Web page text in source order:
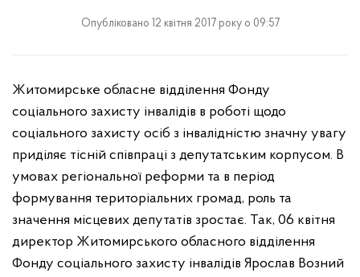
Опубліковано 12 квітня 2017 року о 09:57
Житомирське обласне відділення Фонду
соціального захисту інвалідів в роботі щодо
соціального захисту осіб з інвалідністю значну увагу
приділяє тісній співпраці з депутатським корпусом. В
умовах регіональної реформи та в період
формування територіальних громад, роль та
значення місцевих депутатів зростає. Так, 06 квітня
директор Житомирського обласного відділення
Фонду соціального захисту інвалідів Ярослав Возний